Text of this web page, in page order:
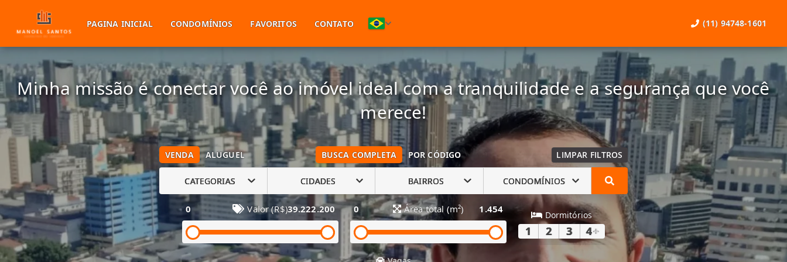
(11) 94748-1601
PAGINA INICIAL CONDOMÍNIOS FAVORITOS CONTATO (11) 94748-1601
Minha missão é conectar você ao imóvel ideal com a tranquilidade e a segurança que você
merece!
VENDA ALUGUEL BUSCA COMPLETA POR CÓDIGO LIMPAR FILTROS
CATEGORIAS CIDADES BAIRROS CONDOMÍNIOS
0 Valor (R$)39.222.200 0 Área total (m²) 1.454 Dormitórios
1 2 3 4+